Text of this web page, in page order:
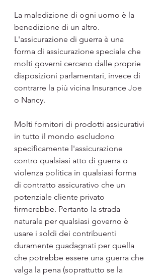
La maledizione di ogni uomo è la
benedizione di un altro.
L'assicurazione di guerra è una
forma di assicurazione speciale che
molti governi cercano dalle proprie
disposizioni parlamentari, invece di
contrarre la più vicina Insurance Joe
o Nancy.
Molti fornitori di prodotti assicurativi
in ​​tutto il mondo escludono
specificamente l'assicurazione
contro qualsiasi atto di guerra o
violenza politica in qualsiasi forma
di contratto assicurativo che un
potenziale cliente privato
firmerebbe. Pertanto la strada
naturale per qualsiasi governo è
usare i soldi dei contribuenti
duramente guadagnati per quella
che potrebbe essere una guerra che
valga la pena (soprattutto se la